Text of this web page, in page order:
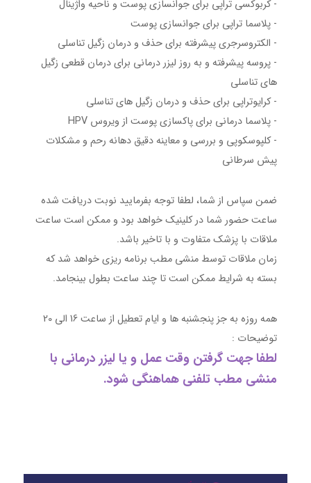
- کربوکسی تراپی برای جوانسازی پوست و ناحیه واژینال
- پلاسما تراپی برای جوانسازی پوست
- الکتروسرجری پیشرفته برای حذف و درمان زگیل تناسلی
- پروسه پیشرفته و به روز لیزر درمانی برای درمان قطعی زگیل
های تناسلی
- کرایوتراپی برای حذف و درمان زگیل های تناسلی
- پلاسما درمانی برای پاکسازی پوست از ویروس HPV
- کلپوسکوپی و بررسی و معاینه دقیق دهانه رحم و مشکلات
پیش سرطانی
ضمن سپاس از شما، لطفا توجه بفرمایید نوبت دریافت شده
ساعت حضور شما در کلینیک خواهد بود و ممکن است ساعت
ملاقات با پزشک متفاوت و با تاخیر باشد.
زمان ملاقات توسط منشی مطب برنامه ریزی خواهد شد که
بسته به شرایط ممکن است تا چند ساعت بطول بینجامد.
همه روزه به جز پنجشنبه ها و ایام تعطیل از ساعت 16 الی 20
توضیحات :
لطفا جهت گرفتن وقت عمل و یا لیزر درمانی با
منشی مطب تلفنی هماهنگی شود.